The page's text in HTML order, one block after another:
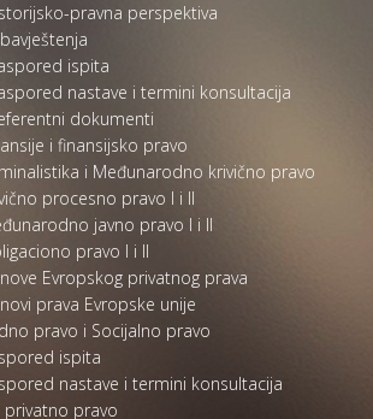
pravna perspektiva
ispita
nastave i termini konsultacija
dokumenti
i finansijsko pravo
i Međunarodno krivično pravo
procesno pravo I i II
javno pravo I i II
pravo I i II
Evropskog privatnog prava
prava Evropske unije
pravo i Socijalno pravo
ispita
nastave i termini konsultacija
privatno pravo